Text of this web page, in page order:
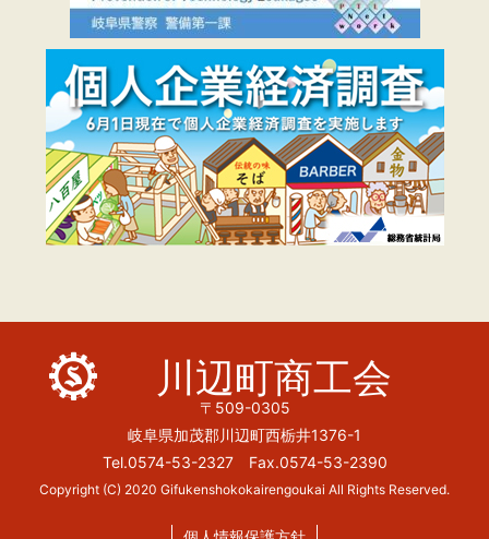
川辺町商工会
〒509-0305
岐阜県加茂郡川辺町西栃井1376-1
Tel.0574-53-2327 Fax.0574-53-2390
Copyright (C) 2020 Gifukenshokokairengoukai All Rights Reserved.